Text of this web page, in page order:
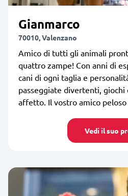
Gianmarco
70010, Valenzano
Amico di tutti gli animali
quattro zampe! Con anni di
cani di ogni taglia e
passeggiate divertenti,
affetto. Il vostro amico peloso
Vedi il suo